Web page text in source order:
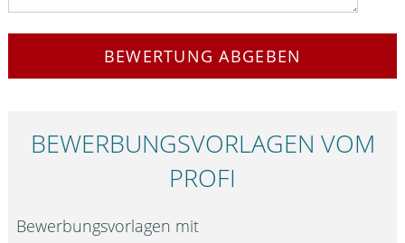
BEWERTUNG ABGEBEN
BEWERBUNGS­VORLAGEN VOM
PROFI
Bewerbungsvorlagen mit